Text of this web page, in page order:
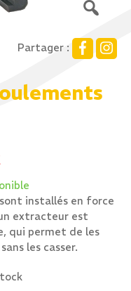
Partager :
installés en force
extracteur est
qui permet de les
les casser.